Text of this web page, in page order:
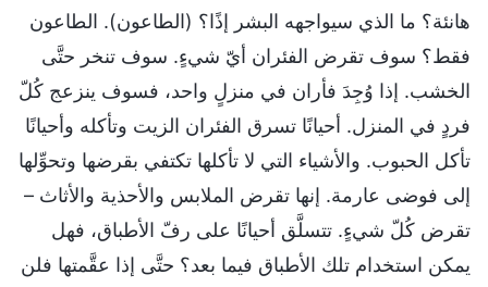
هانئة؟ ما الذي سيواجهه البشر إذًا؟ (الطاعون). الطاعون
فقط؟ سوف تقرض الفئران أيّ شيءٍ. سوف تنخر حتَّى
الخشب. إذا وُجِدَ فأران في منزلٍ واحد، فسوف ينزعج كُلّ
فردٍ في المنزل. أحيانًا تسرق الفئران الزيت وتأكله وأحيانًا
تأكل الحبوب. والأشياء التي لا تأكلها تكتفي بقرضها وتحوِّلها
إلى فوضى عارمة. إنها تقرض الملابس والأحذية والأثاث –
تقرض كُلّ شيءٍ. تتسلَّق أحيانًا على رفّ الأطباق، فهل
يمكن استخدام تلك الأطباق فيما بعد؟ حتَّى إذا عقَّمتها فلن